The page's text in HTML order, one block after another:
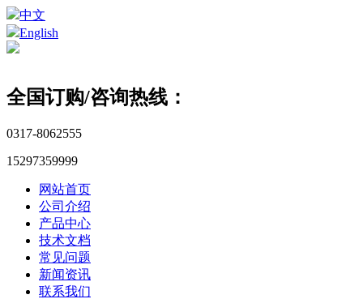
中文
English
全国订购/咨询热线：
0317-8062555
15297359999
网站首页
公司介绍
产品中心
技术文档
常见问题
新闻资讯
联系我们